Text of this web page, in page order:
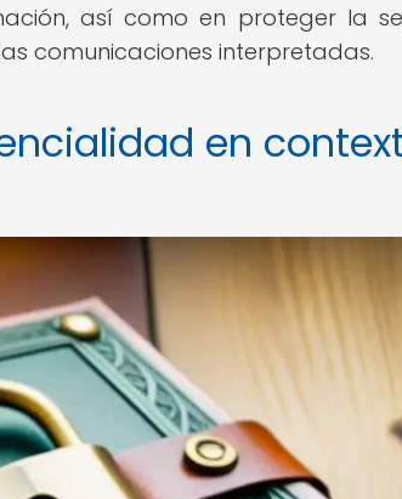
así como en proteger la
comunicaciones interpretadas.
en